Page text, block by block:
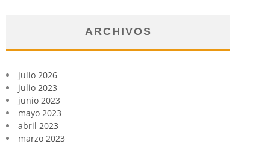
ARCHIVOS
julio 2026
julio 2023
junio 2023
mayo 2023
abril 2023
marzo 2023